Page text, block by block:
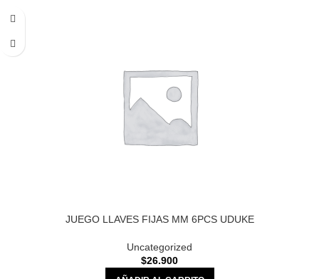
JUEGO LLAVES FIJAS MM 6PCS UDUKE
Uncategorized
$26.900